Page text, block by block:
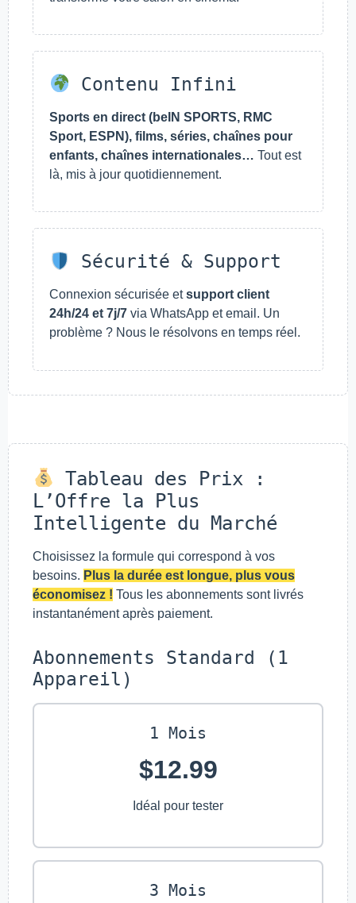
Contenu Infini
Sports en direct (beIN SPORTS, RMC
Sport, ESPN), films, séries, chaînes pour
enfants, chaînes internationales… Tout est
là, mis à jour quotidiennement.
Sécurité & Support
Connexion sécurisée etsupport client
24h/24 et 7j/7 via WhatsApp et email. Un
problème ? Nous le résolvons en temps réel.
Tableau des Prix :
L’Offre la Plus
Intelligente du Marché
Choisissez la formule qui correspond à vos
besoins. Plus la durée est longue, plus vous
économisez ! Tous les abonnements sont livrés
instantanément après paiement.
Abonnements Standard (1
Appareil)
1 Mois
$12.99
Idéal pour tester
3 Mois